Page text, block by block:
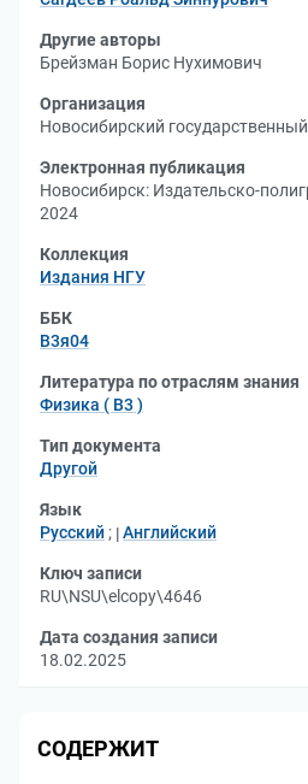
Другие авторы
Брейзман Борис Нухимович
Организация
Новосибирский
Электронная публикация
Новосибирск: Издательско-
2024
Коллекция
Издания НГУ
ББК
В3я04
Литература по отраслям знания
Физика ( В3 )
Тип документа
Другой
Язык
Русский ; Английский
Ключ записи
RU\NSU\elcopy\4646
Дата создания записи
18.02.2025
СОДЕРЖИТ